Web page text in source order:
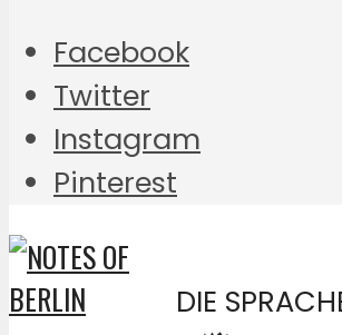
Facebook
Twitter
Instagram
Pinterest
DIE